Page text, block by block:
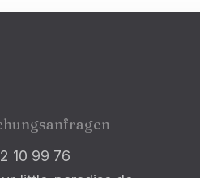
10 99 76
Gäste